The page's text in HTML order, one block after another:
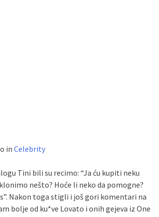
inCelebrity
Tini bili su recimo: “Ja ću kupiti neku
nešto? Hoće li neko da pomogne?
Nakon toga stigli i još gori komentari na
bolje od ku*ve Lovato i onih gejeva iz One